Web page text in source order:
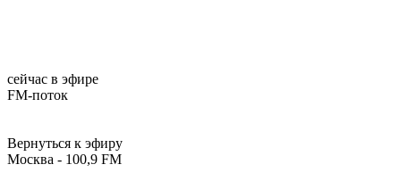
сейчас в эфире
FM-поток
Вернуться к эфиру
Москва - 100,9 FM